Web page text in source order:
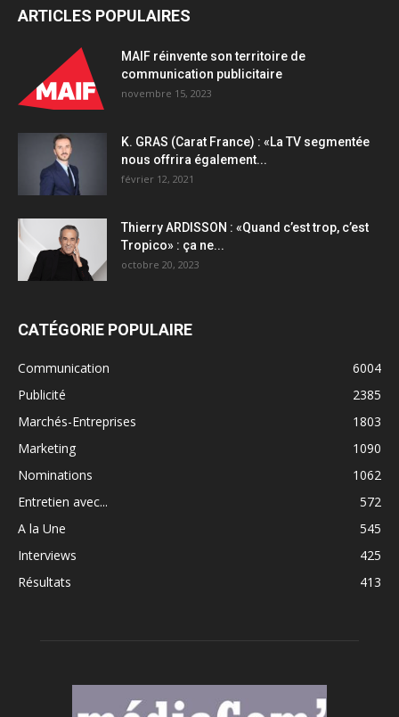
Top
ARTICLES POPULAIRES
MAIF réinvente son territoire de
communication publicitaire
novembre 15, 2023
K. GRAS (Carat France) : «La TV segmentée
nous offrira également...
février 12, 2021
Thierry ARDISSON : «Quand c’est trop, c’est
Tropico» : ça ne...
octobre 20, 2023
CATÉGORIE POPULAIRE
Communication
6004
Publicité
2385
Marchés-Entreprises
1803
Marketing
1090
Nominations
1062
Entretien avec...
572
A la Une
545
Interviews
425
Résultats
413